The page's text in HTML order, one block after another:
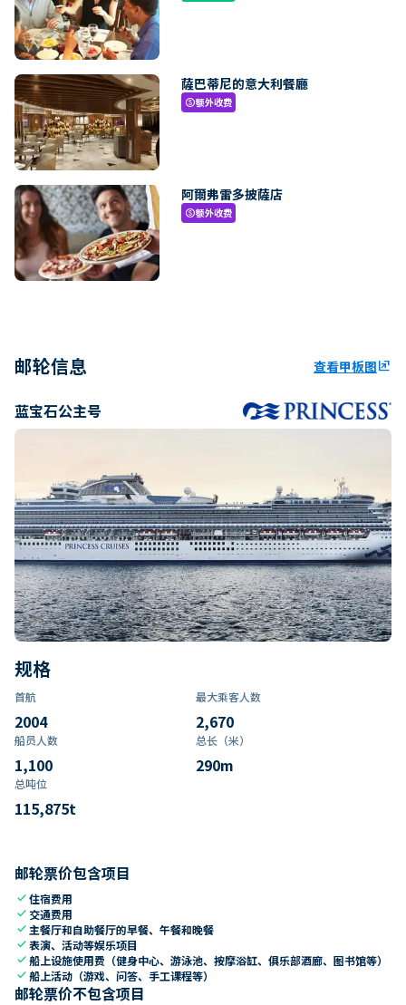
薩巴蒂尼的意大利餐廳
paid额外收费
阿爾弗雷多披薩店
paid额外收费
邮轮信息 查看甲板图ungroup
蓝宝石公主号
规格
首航
2004
最大乘客人数
2,670
船员人数
1,100
总长（米）
290m
总吨位
115,875t
邮轮票价包含项目
check住宿费用
check 交通费用
check 主餐厅和自助餐厅的早餐、午餐和晚餐
check表演、活动等娱乐项目
check船上设施使用费（健身中心、游泳池、按摩浴缸、俱乐部酒廊、图书馆等）
check船上活动（游戏、问答、手工课程等）
邮轮票价不包含项目